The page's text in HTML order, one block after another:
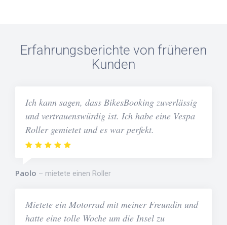
Erfahrungsberichte von früheren
Kunden
Ich kann sagen, dass BikesBooking zuverlässig
und vertrauenswürdig ist. Ich habe eine Vespa
Roller gemietet und es war perfekt.
Paolo mietete einen Roller
Mietete ein Motorrad mit meiner Freundin und
hatte eine tolle Woche um die Insel zu